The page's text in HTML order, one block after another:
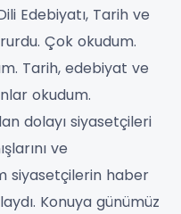
Edebiyatı, Tarih ve
Çok okudum.
Tarih, edebiyat ve
okudum.
dolayı siyasetçileri
ve
siyasetçilerin haber
Konuya günümüz